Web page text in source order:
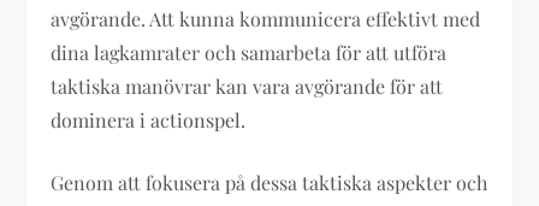
avgörande. Att kunna kommunicera effektivt med
dina lagkamrater och samarbeta för att utföra
taktiska manövrar kan vara avgörande för att
dominera i actionspel.
Genom att fokusera på dessa taktiska aspekter och